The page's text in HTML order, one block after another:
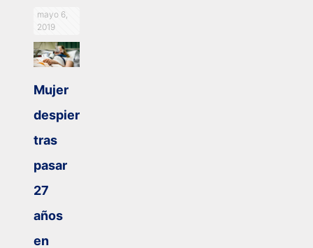
mayo 6,
2019
Mujer
despierta
tras
pasar
27
años
en